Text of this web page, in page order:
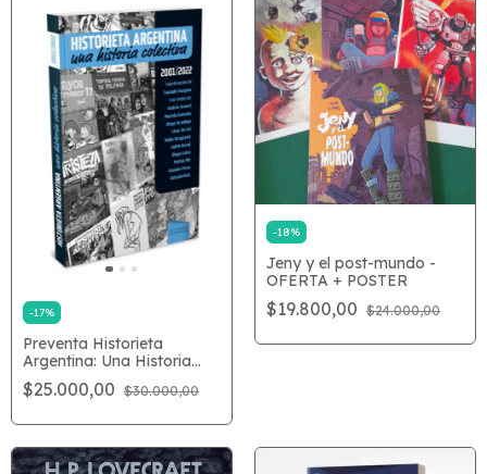
-17%
Preventa Historieta
Argentina: Una Historia
Colectiva
$25.000,00 $30.000,00
-18%
Jeny y el post-mundo -
OFERTA + POSTER
$19.800,00 $24.000,00